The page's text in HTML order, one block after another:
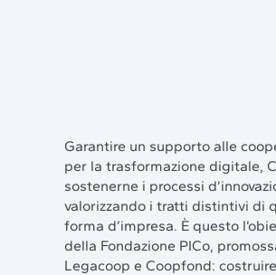
Garantire un supporto alle
per la trasformazione digitale,
sostenerne i processi
valorizzando i tratti distintivi di
forma d’impresa. È questo
della Fondazione PICo,
Legacoop e Coopfond: